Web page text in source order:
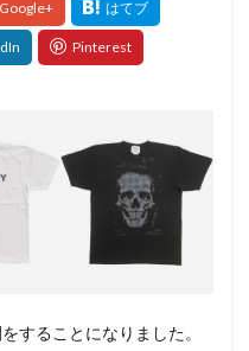
することになりました。